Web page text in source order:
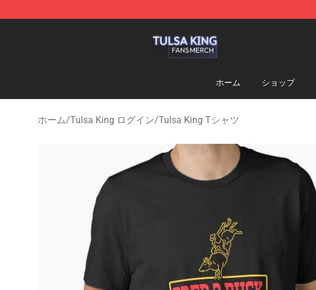
ホーム ショップ
ホーム/Tulsa King ログイン/Tulsa King Tシャツ